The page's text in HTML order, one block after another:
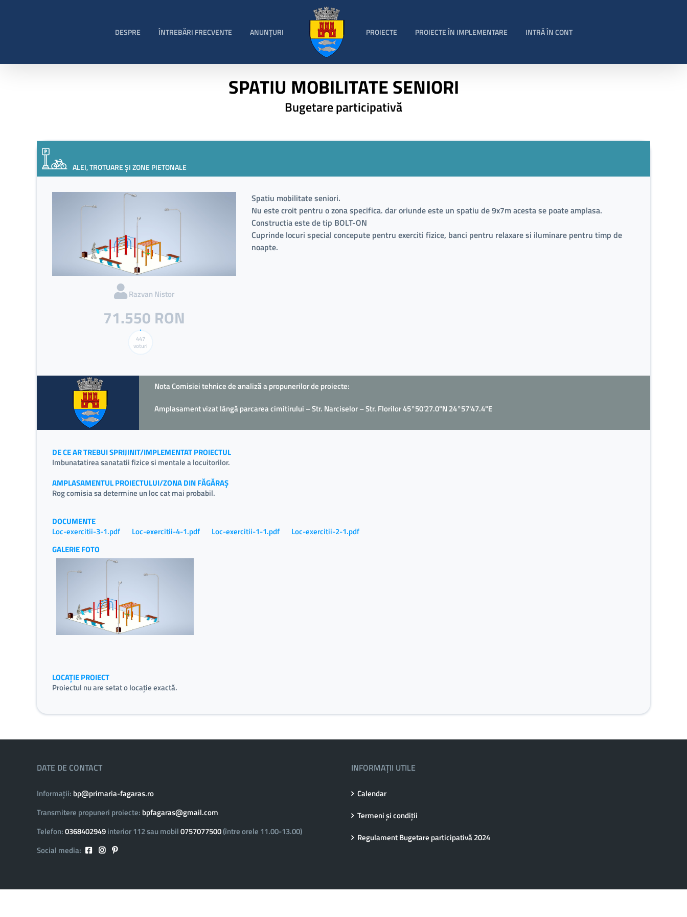
DESPRE ÎNTREBĂRI FRECVENTE ANUNȚURI PROIECTE PROIECTE ÎN IMPLEMENTARE INTRĂ ÎN CONT
SPATIU MOBILITATE SENIORI
Bugetare participativă
ALEI, TROTUARE ȘI ZONE PIETONALE
Razvan Nistor
71.550 RON
447
voturi
Spatiu mobilitate seniori.
Nu este croit pentru o zona specifica. dar oriunde este un spatiu de 9x7m acesta se poate amplasa.
Constructia este de tip BOLT-ON
Cuprinde locuri special concepute pentru exerciti fizice, banci pentru relaxare si iluminare pentru timp de
noapte.
Nota Comisiei tehnice de analiză a propunerilor de proiecte:
Amplasament vizat lângă parcarea cimitirului – Str. Narciselor – Str. Florilor 45°50'27.0"N 24°57'47.4"E
DE CE AR TREBUI SPRIJINIT/IMPLEMENTAT PROIECTUL
Imbunatatirea sanatatii fizice si mentale a locuitorilor.
AMPLASAMENTUL PROIECTULUI/ZONA DIN FĂGĂRAȘ
Rog comisia sa determine un loc cat mai probabil.
DOCUMENTE
Loc-exercitii-3-1.pdf
Loc-exercitii-4-1.pdf Loc-exercitii-1-1.pdf
Loc-exercitii-2-1.pdf
GALERIE FOTO
LOCAȚIE PROIECT
Proiectul nu are setat o locație exactă.
DATE DE CONTACT
Informații: bp@primaria-fagaras.ro
Transmitere propuneri proiecte: bpfagaras@gmail.com
Telefon:0368402949interior 112 sau mobil0757077500(între orele 11.00-13.00)
Social media:
INFORMAȚII UTILE
Calendar
Termeni și condiții
Regulament Bugetare participativă 2024